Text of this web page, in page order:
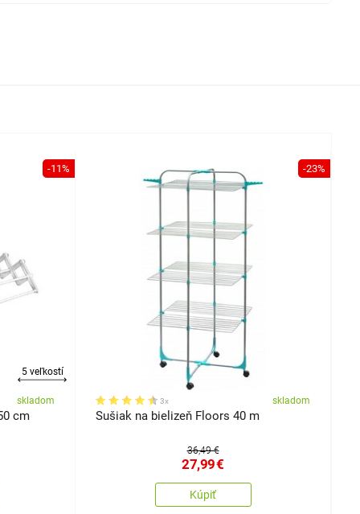
-11%
5 veľkostí
skladom
cm
-23%
3x skladom
Sušiak na bielizeň Floors 40 m
36,49 €
27,99€
Kúpiť